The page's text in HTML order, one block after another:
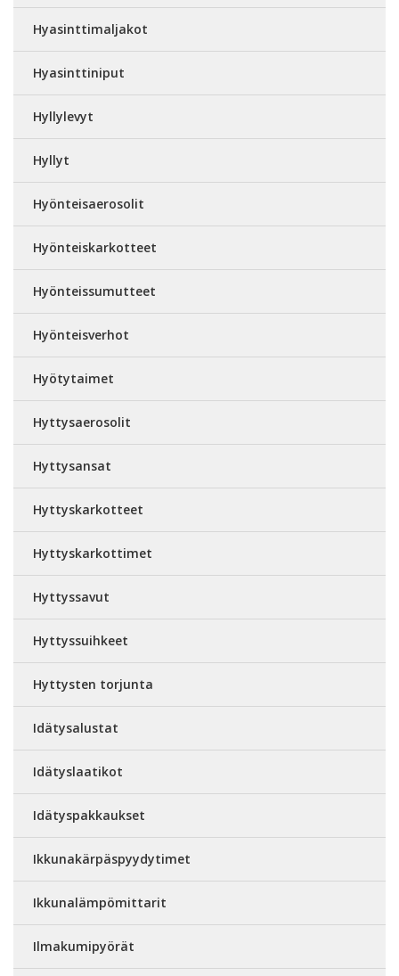
Hyasinttimaljakot
Hyasinttiniput
Hyllylevyt
Hyllyt
Hyönteisaerosolit
Hyönteiskarkotteet
Hyönteissumutteet
Hyönteisverhot
Hyötytaimet
Hyttysaerosolit
Hyttysansat
Hyttyskarkotteet
Hyttyskarkottimet
Hyttyssavut
Hyttyssuihkeet
Hyttysten torjunta
Idätysalustat
Idätyslaatikot
Idätyspakkaukset
Ikkunakärpäspyydytimet
Ikkunalämpömittarit
Ilmakumipyörät